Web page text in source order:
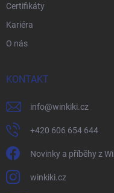
Certifikáty
Kariéra
O nás
KONTAKT
info@winkiki.cz
+420 606 654 644
Novinky a příběhy z
winkiki.cz